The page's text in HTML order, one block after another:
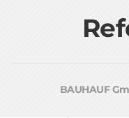
BAUHAUF